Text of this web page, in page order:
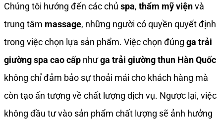
Chúng tôi hướng đến các chủ spa, thẩm mỹ việnvà
trung tâm massage, những người có quyền quyết định
trong việc chọn lựa sản phẩm. Việc chọn đúng ga trải
giường spa cao cấp nhưga trải giường thun Hàn Quốc
không chỉ đảm bảo sự thoải mái cho khách hàng mà
còn tạo ấn tượng về chất lượng dịch vụ. Ngược lại, việc
không đầu tư vào sản phẩm chất lượng sẽ ảnh hưởng